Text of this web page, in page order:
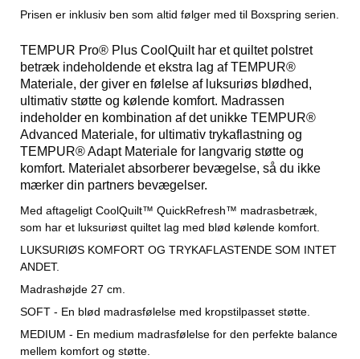
Prisen er inklusiv ben som altid følger med til Boxspring serien.
TEMPUR Pro® Plus CoolQuilt har et quiltet polstret
betræk indeholdende et ekstra lag af TEMPUR®
Materiale, der giver en følelse af luksuriøs blødhed,
ultimativ støtte og kølende komfort. Madrassen
indeholder en kombination af det unikke TEMPUR®
Advanced Materiale, for ultimativ trykaflastning og
TEMPUR® Adapt Materiale for langvarig støtte og
komfort. Materialet absorberer bevægelse, så du ikke
mærker din partners bevægelser.
Med aftageligt CoolQuilt™ QuickRefresh™ madrasbetræk,
som har et luksuriøst quiltet lag med blød kølende komfort.
LUKSURIØS KOMFORT OG TRYKAFLASTENDE SOM INTET
ANDET.
Madrashøjde 27 cm.
SOFT - En blød madrasfølelse med kropstilpasset støtte.
MEDIUM - En medium madrasfølelse for den perfekte balance
mellem komfort og støtte.